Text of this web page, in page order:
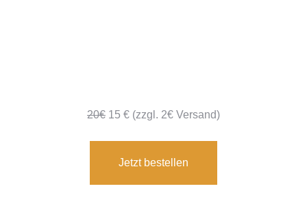
20€ 15 € (zzgl. 2€ Versand)
Jetzt bestellen